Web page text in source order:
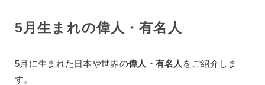
5月生まれの偉人・有名人
5月に生まれた日本や世界の偉人・有名人 をご紹介しま
す。